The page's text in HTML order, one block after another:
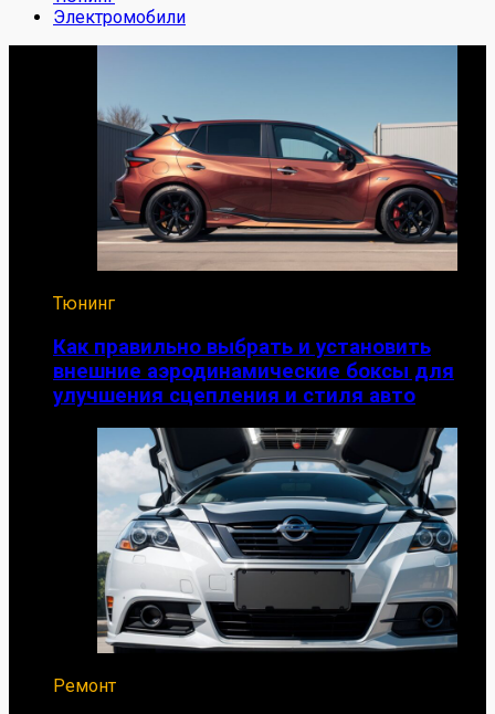
Электромобили
Тюнинг
Как правильно выбрать и установить
внешние аэродинамические боксы для
улучшения сцепления и стиля авто
Ремонт